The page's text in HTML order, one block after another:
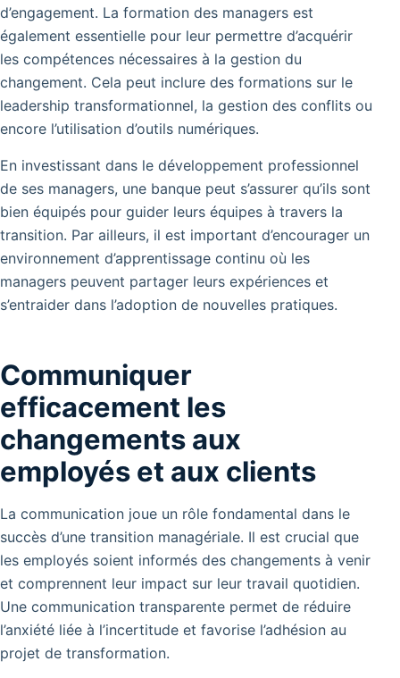
d’engagement. La formation des managers est
également essentielle pour leur permettre d’acquérir
les compétences nécessaires à la gestion du
changement. Cela peut inclure des formations sur le
leadership transformationnel, la gestion des conflits ou
encore l’utilisation d’outils numériques.
En investissant dans le développement professionnel
de ses managers, une banque peut s’assurer qu’ils sont
bien équipés pour guider leurs équipes à travers la
transition. Par ailleurs, il est important d’encourager un
environnement d’apprentissage continu où les
managers peuvent partager leurs expériences et
s’entraider dans l’adoption de nouvelles pratiques.
Communiquer
efficacement les
changements aux
employés et aux clients
La communication joue un rôle fondamental dans le
succès d’une transition managériale. Il est crucial que
les employés soient informés des changements à venir
et comprennent leur impact sur leur travail quotidien.
Une communication transparente permet de réduire
l’anxiété liée à l’incertitude et favorise l’adhésion au
projet de transformation.